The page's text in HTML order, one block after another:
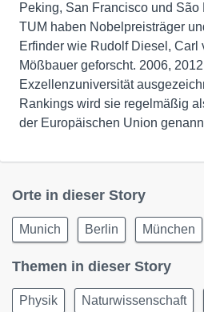
Peking, San Francisco und São
TUM haben Nobelpreisträger
Erfinder wie Rudolf Diesel, Carl
Mößbauer geforscht. 2006,
Exzellenzuniversität
Rankings wird sie regelmäßig
der Europäischen Union
Orte in dieser Story
Munich Berlin München
Themen in dieser Story
Physik Naturwissenschaft